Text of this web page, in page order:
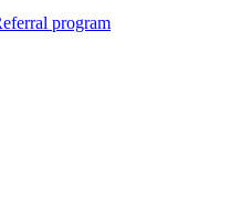
program